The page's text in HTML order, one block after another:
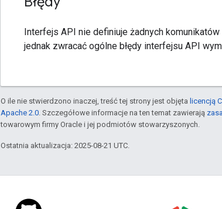
Interfejs API nie definiuje żadnych
jednak zwracać ogólne błędy interfejsu API
O ile nie stwierdzono inaczej, treść tej strony jest objęta licencją
Apache 2.0 . Szczegółowe informacje na ten temat zawierają
towarowym firmy Oracle i jej podmiotów stowarzyszonych.
Ostatnia aktualizacja: 2025-08-21 UTC.